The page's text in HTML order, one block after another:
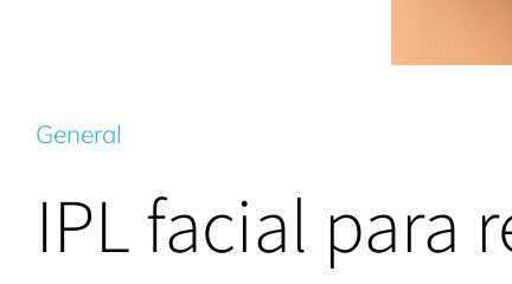
General
IPL facial para